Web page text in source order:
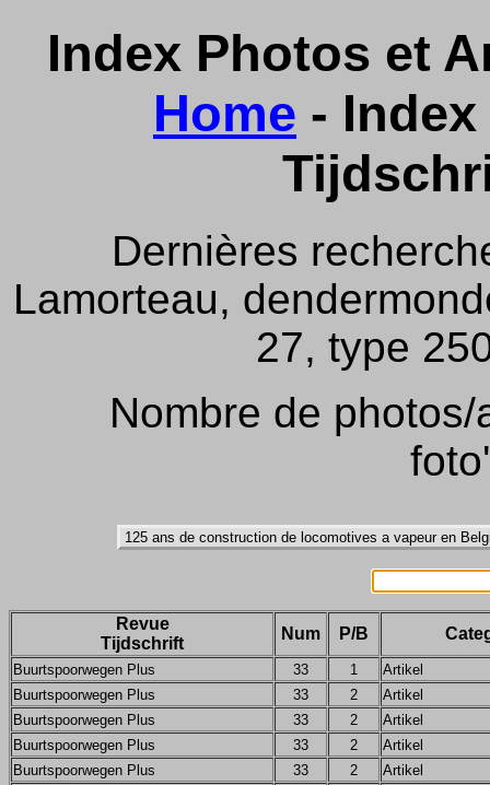
Index Photos et
Home -
Dernières
Lamorteau,
27, type
Nombre de
Revue
Tijdschrift
Num P/B
Buurtspoorwegen Plus 33 1
Artikel
Buurtspoorwegen Plus
33 2
Artikel
Buurtspoorwegen Plus
33 2
Artikel
Buurtspoorwegen Plus
33 2
Artikel
Buurtspoorwegen Plus
33 2
Artikel